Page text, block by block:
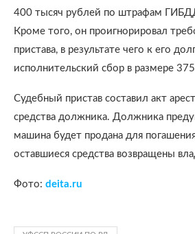
400 тысяч рублей по штрафам
Кроме того, он проигнорировал
пристава, в результате чего к его
исполнительский сбор в размере
Судебный пристав составил акт
средства должника. Должника
машина будет продана для
оставшиеся средства возвращены
Фото: deita.ru